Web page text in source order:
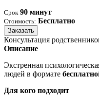
Срок 90 минут
Стоимость: Бесплатно
Заказать
Консультация
Описание
Экстренная
людей в формате
Для кого подходит